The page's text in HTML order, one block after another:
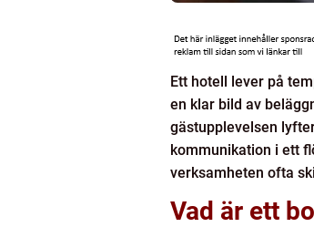
Ett hotell lever på
en klar bild av
gästupplevelsen
kommunikation i ett
verksamheten ofta
Vad är ett